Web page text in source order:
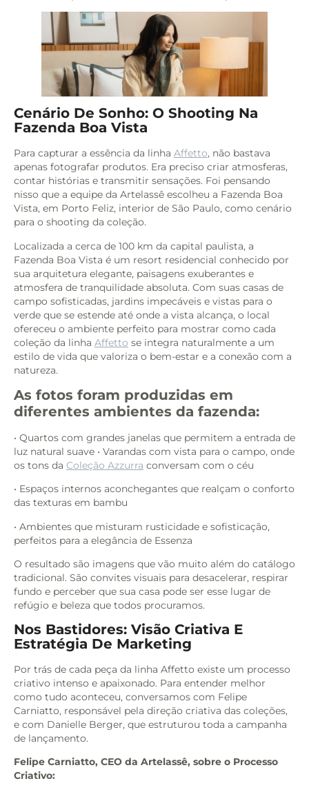
Cenário De Sonho: O Shooting Na
Fazenda Boa Vista
Para capturar a essência da linha Affetto, não bastava
apenas fotografar produtos. Era preciso criar atmosferas,
contar histórias e transmitir sensações. Foi pensando
nisso que a equipe da Artelassê escolheu a Fazenda Boa
Vista, em Porto Feliz, interior de São Paulo, como cenário
para o shooting da coleção.
Localizada a cerca de 100 km da capital paulista, a
Fazenda Boa Vista é um resort residencial conhecido por
sua arquitetura elegante, paisagens exuberantes e
atmosfera de tranquilidade absoluta. Com suas casas de
campo sofisticadas, jardins impecáveis e vistas para o
verde que se estende até onde a vista alcança, o local
ofereceu o ambiente perfeito para mostrar como cada
coleção da linha Affetto se integra naturalmente a um
estilo de vida que valoriza o bem-estar e a conexão com a
natureza.
As fotos foram produzidas em
diferentes ambientes da fazenda:
• Quartos com grandes janelas que permitem a entrada de
luz natural suave • Varandas com vista para o campo, onde
os tons da Coleção Azzurra conversam com o céu
• Espaços internos aconchegantes que realçam o conforto
das texturas em bambu
• Ambientes que misturam rusticidade e sofisticação,
perfeitos para a elegância de Essenza
O resultado são imagens que vão muito além do catálogo
tradicional. São convites visuais para desacelerar, respirar
fundo e perceber que sua casa pode ser esse lugar de
refúgio e beleza que todos procuramos.
Nos Bastidores: Visão Criativa E
Estratégia De Marketing
Por trás de cada peça da linha Affetto existe um processo
criativo intenso e apaixonado. Para entender melhor
como tudo aconteceu, conversamos com Felipe
Carniatto, responsável pela direção criativa das coleções,
e com Danielle Berger, que estruturou toda a campanha
de lançamento.
Felipe Carniatto, CEO da Artelassê, sobre o Processo
Criativo: